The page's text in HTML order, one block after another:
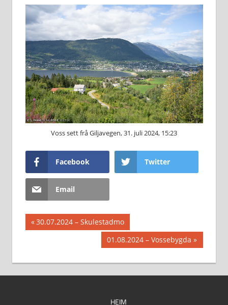
Voss sett frå Giljavegen, 31. juli 2024, 15:23
Facebook Twitter
Email
Innleggsnavigasjon
Previous
Post:
30.07.2024 – Skulestadmo
Next
01.08.2024 – Vossebygda
HEIM